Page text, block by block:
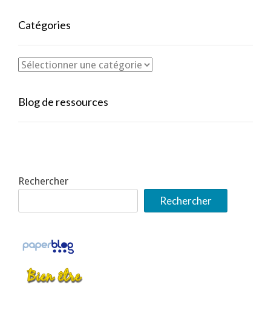
Catégories
Blog de ressources
Rechercher
Rechercher